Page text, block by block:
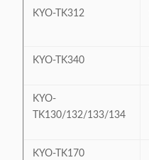
KYO-TK312
KYO-TK340
KYO-
TK130/132/133/134
KYO-TK170